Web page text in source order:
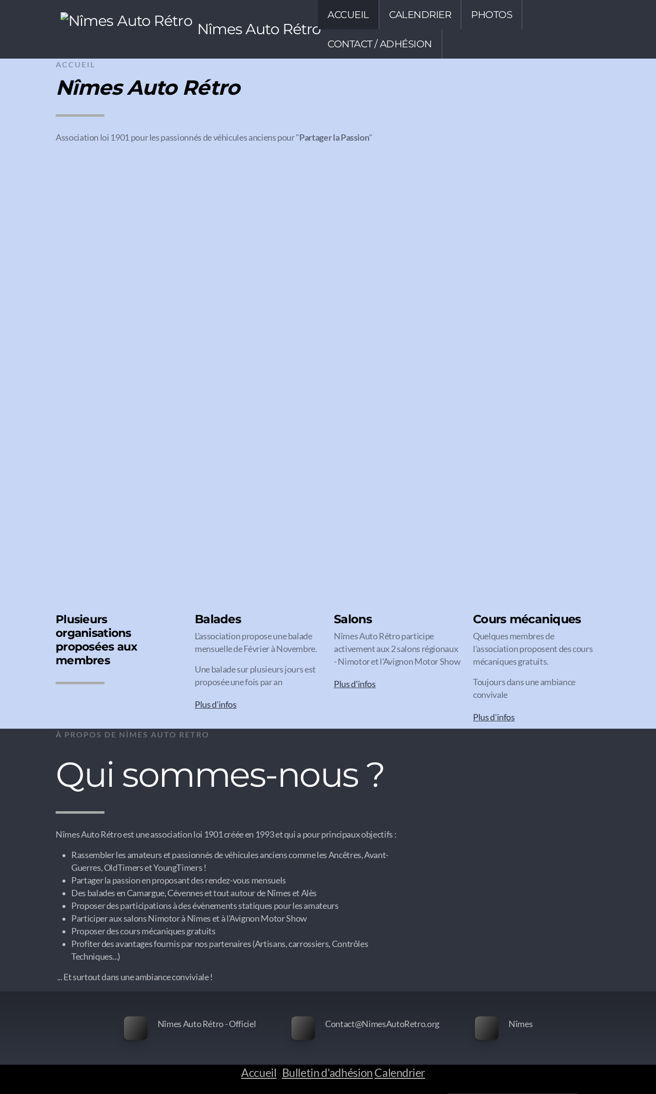
Nîmes Auto Rétro
ACCUEIL CALENDRIER PHOTOS
CONTACT / ADHÉSION
ACCUEIL
Nîmes Auto Rétro
Association loi 1901 pour les passionnés de véhicules anciens pour "Partager la Passion"
Plusieurs
organisations
proposées aux
membres
Balades
L'association propose une balade
mensuelle de Février à Novembre.
Une balade sur plusieurs jours est
proposée une fois par an
Plus d'infos
Salons
Nîmes Auto Rétro participe
activement aux 2 salons régionaux
- Nimotor et l'Avignon Motor Show
Plus d'infos
Cours mécaniques
Quelques membres de
l'association proposent des cours
mécaniques gratuits.
Toujours dans une ambiance
convivale
Plus d'infos
À PROPOS DE NÎMES AUTO RETRO
Qui sommes-nous ?
Nîmes Auto Rétro est une association loi 1901 créée en 1993 et qui a pour principaux objectifs :
Rassembler les amateurs et passionnés de véhicules anciens comme les Ancêtres, Avant-
Guerres, OldTimers et YoungTimers !
Partager la passion en proposant des rendez-vous mensuels
Des balades en Camargue, Cévennes et tout autour de Nîmes et Alès
Proposer des participations à des évènements statiques pour les amateurs
Participer aux salons Nimotor à Nîmes et à l'Avignon Motor Show
Proposer des cours mécaniques gratuits
Profiter des avantages fournis par nos partenaires (Artisans, carrossiers, Contrôles
Techniques...)
... Et surtout dans une ambiance conviviale !
Nîmes Auto Rétro - Officiel Contact@NimesAutoRetro.org Nîmes
Accueil Bulletin d'adhésionCalendrier